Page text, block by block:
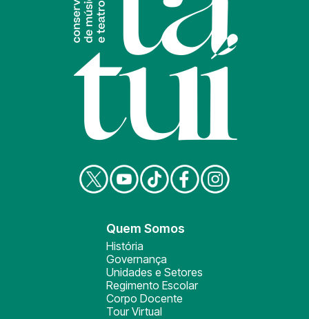
Quem Somos
História
Governança
Unidades e Setores
Regimento Escolar
Corpo Docente
Tour Virtual